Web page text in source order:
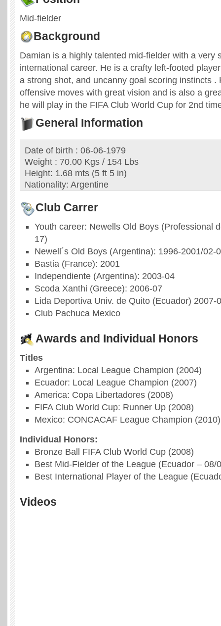
Mid-fielder
Background
Damian is a highly talented mid-fielder with a very
international career. He is a crafty left-footed
a strong shot, and uncanny goal scoring instincts .
offensive moves with great vision and is also a
he will play in the FIFA Club World Cup for 2nd
General Information
Date of birth : 06-06-1979
Weight : 70.00 Kgs / 154 Lbs
Height: 1.68 mts (5 ft 5 in)
Nationality: Argentine
Club Carrer
Youth career: Newells Old Boys (Professional
17)
Newell´s Old Boys (Argentina): 1996-2001/02-
Bastia (France): 2001
Independiente (Argentina): 2003-04
Scoda Xanthi (Greece): 2006-07
Lida Deportiva Univ. de Quito (Ecuador) 2007-
Club Pachuca Mexico
Awards and Individual Honors
Titles
Argentina: Local League Champion (2004)
Ecuador: Local League Champion (2007)
America: Copa Libertadores (2008)
FIFA Club World Cup: Runner Up (2008)
Mexico: CONCACAF League Champion (2010)
Individual Honors:
Bronze Ball FIFA Club World Cup (2008)
Best Mid-Fielder of the League (Ecuador – 08/
Best International Player of the League
Videos